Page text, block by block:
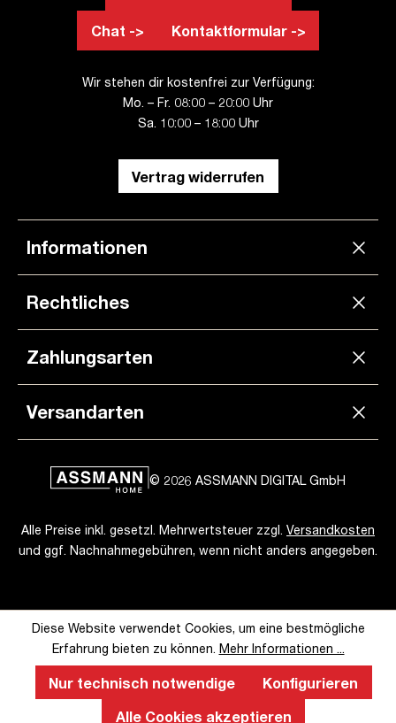
Chat -> Kontaktformular ->
Wir stehen dir kostenfrei zur Verfügung:
Mo. – Fr. 08:00 – 20:00 Uhr
Sa. 10:00 – 18:00 Uhr
Vertrag widerrufen
Informationen
Rechtliches
Zahlungsarten
Versandarten
© 2026 ASSMANN DIGITAL GmbH
Alle Preise inkl. gesetzl. Mehrwertsteuer zzgl. Versandkosten
und ggf. Nachnahmegebühren, wenn nicht anders angegeben.
Diese Website verwendet Cookies, um eine bestmögliche
Erfahrung bieten zu können. Mehr Informationen ...
Nur technisch notwendige
Konfigurieren
Alle Cookies akzeptieren